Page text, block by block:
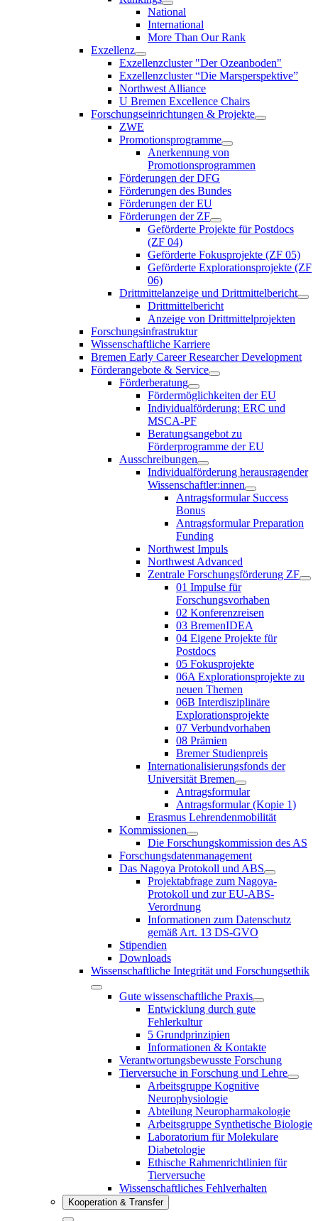
National
International
More Than Our Rank
Exzellenz
Exzellenzcluster "Der Ozeanboden"
Exzellenzcluster “Die Marsperspektive”
Northwest Alliance
U Bremen Excellence Chairs
Forschungseinrichtungen & Projekte
ZWE
Promotionsprogramme
Anerkennung von
Promotionsprogrammen
Förderungen der DFG
Förderungen des Bundes
Förderungen der EU
Förderungen der ZF
Geförderte Projekte für Postdocs
(ZF 04)
Geförderte Fokusprojekte (ZF 05)
Geförderte Explorationsprojekte (ZF
06)
Drittmittelanzeige und Drittmittelbericht
Drittmittelbericht
Anzeige von Drittmittelprojekten
Forschungsinfrastruktur
Wissenschaftliche Karriere
Bremen Early Career Researcher Development
Förderangebote & Service
Förderberatung
Fördermöglichkeiten der EU
Individualförderung: ERC und
MSCA-PF
Beratungsangebot zu
Förderprogramme der EU
Ausschreibungen
Individualförderung herausragender
Wissenschaftler:innen
Antragsformular Success
Bonus
Antragsformular Preparation
Funding
Northwest Impuls
Northwest Advanced
Zentrale Forschungsförderung ZF
01 Impulse für
Forschungsvorhaben
02 Konferenzreisen
03 BremenIDEA
04 Eigene Projekte für
Postdocs
05 Fokusprojekte
06A Explorationsprojekte zu
neuen Themen
06B Interdisziplinäre
Explorationsprojekte
07 Verbundvorhaben
08 Prämien
Bremer Studienpreis
Internationalisierungsfonds der
Universität Bremen
Antragsformular
Antragsformular (Kopie 1)
Erasmus Lehrendenmobilität
Kommissionen
Die Forschungskommission des AS
Forschungsdatenmanagement
Das Nagoya Protokoll und ABS
Projektabfrage zum Nagoya-
Protokoll und zur EU-ABS-
Verordnung
Informationen zum Datenschutz
gemäß Art. 13 DS-GVO
Stipendien
Downloads
Wissenschaftliche Integrität und Forschungsethik
Gute wissenschaftliche Praxis
Entwicklung durch gute
Fehlerkultur
5 Grundprinzipien
Informationen & Kontakte
Verantwortungsbewusste Forschung
Tierversuche in Forschung und Lehre
Arbeitsgruppe Kognitive
Neurophysiologie
Abteilung Neuropharmakologie
Arbeitsgruppe Synthetische Biologie
Laboratorium für Molekulare
Diabetologie
Ethische Rahmenrichtlinien für
Tierversuche
Wissenschaftliches Fehlverhalten
Kooperation & Transfer